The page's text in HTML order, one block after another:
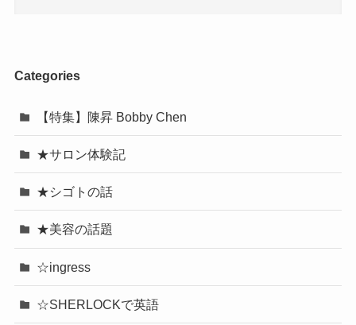
Categories
【特集】陳昇 Bobby Chen
★サロン体験記
★シゴトの話
★美容の話題
☆ingress
☆SHERLOCKで英語